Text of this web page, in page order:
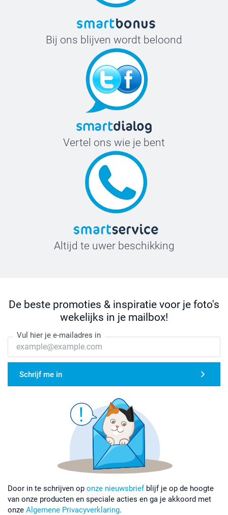
Bij ons blijven wordt beloond
Vertel ons wie je bent
Altijd te uwer beschikking
De beste promoties & inspiratie voor je foto's
wekelijks in je mailbox!
Vul hier je e-mailadres in
Schrijf me in
Door in te schrijven op onze nieuwsbriefblijf je op de hoogte
van onze producten en speciale acties en ga je akkoord met
onze Algemene Privacyverklaring.